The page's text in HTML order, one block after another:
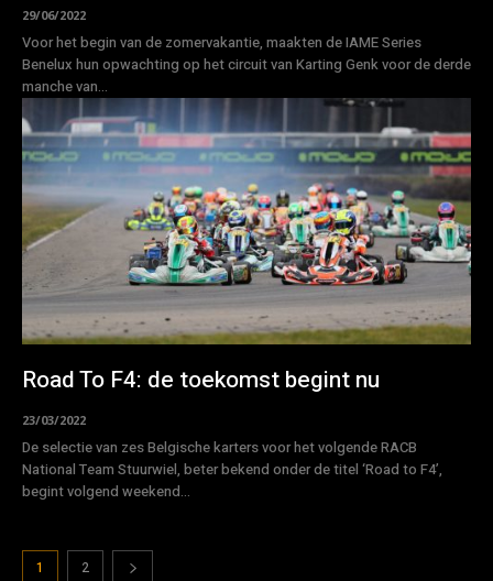
29/06/2022
Voor het begin van de zomervakantie, maakten de IAME Series
Benelux hun opwachting op het circuit van Karting Genk voor de derde
manche van...
Road To F4: de toekomst begint nu
23/03/2022
De selectie van zes Belgische karters voor het volgende RACB
National Team Stuurwiel, beter bekend onder de titel ‘Road to F4’,
begint volgend weekend...
1 2